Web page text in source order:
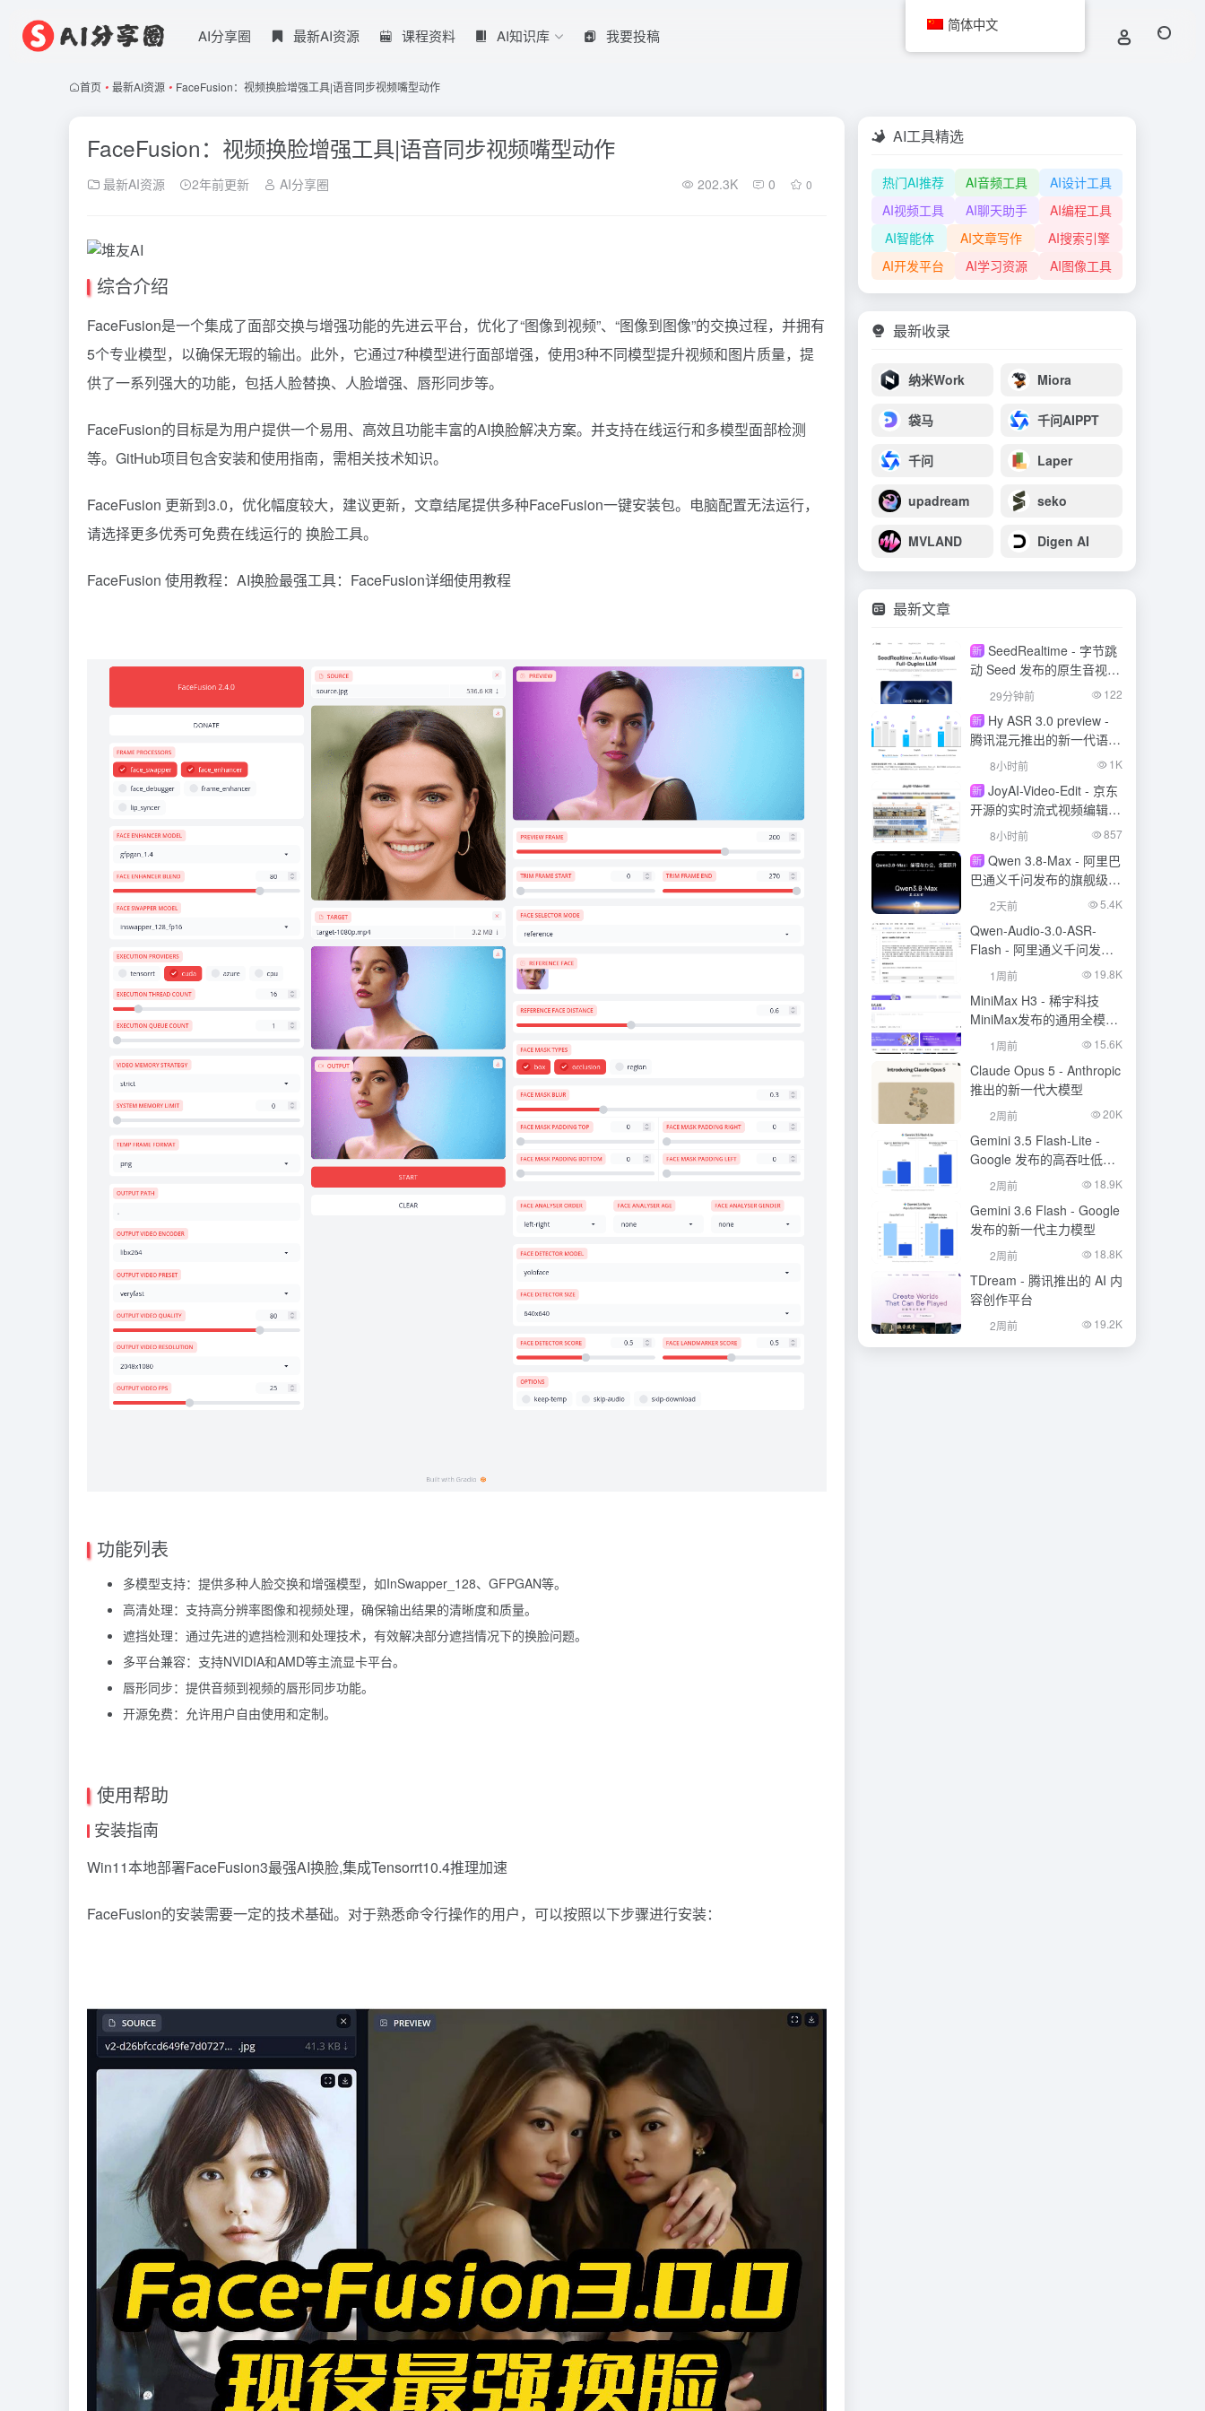
AI分享圈 最新AI资源 课程资料 AI知识库 我要投稿
首页 • 最新AI资源 • FaceFusion：视频换脸增强工具|语音同步视频嘴型动作
FaceFusion：视频换脸增强工具|语音同步视频嘴型动作
最新AI资源 2年前更新 AI分享圈 202.3K 0 0
综合介绍
FaceFusion是一个集成了面部交换与增强功能的先进云平台，优化了“图像到视频”、“图像到图像”的交换过程，并拥有
5个专业模型，以确保无瑕的输出。此外，它通过7种模型进行面部增强，使用3种不同模型提升视频和图片质量，提
供了一系列强大的功能，包括人脸替换、人脸增强、唇形同步等。
FaceFusion的目标是为用户提供一个易用、高效且功能丰富的AI换脸解决方案。并支持在线运行和多模型面部检测
等。GitHub项目包含安装和使用指南，需相关技术知识。
FaceFusion 更新到3.0，优化幅度较大，建议更新，文章结尾提供多种FaceFusion一键安装包。电脑配置无法运行，
请选择更多优秀可免费在线运行的 换脸工具。
FaceFusion 使用教程： AI换脸最强工具：FaceFusion详细使用教程
功能列表
多模型支持：提供多种人脸交换和增强模型，如InSwapper_128、GFPGAN等。
高清处理：支持高分辨率图像和视频处理，确保输出结果的清晰度和质量。
遮挡处理：通过先进的遮挡检测和处理技术，有效解决部分遮挡情况下的换脸问题。
多平台兼容：支持NVIDIA和AMD等主流显卡平台。
唇形同步：提供音频到视频的唇形同步功能。
开源免费：允许用户自由使用和定制。
使用帮助
安装指南
Win11本地部署FaceFusion3最强AI换脸,集成Tensorrt10.4推理加速
FaceFusion的安装需要一定的技术基础。对于熟悉命令行操作的用户，可以按照以下步骤进行安装：
AI工具精选
热门AI推荐 AI音频工具
AI设计工具
AI视频工具
AI聊天助手
AI编程工具
AI智能体
AI文章写作
AI搜索引擎
AI开发平台
AI学习资源 AI图像工具
最新收录
纳米Work Miora
袋马 千问AIPPT
千问 Laper
upadream seko
MVLAND Digen AI
最新文章
新 SeedRealtime - 字节跳
动 Seed 发布的原生音视频
全双工大模型
29分钟前 122
新 Hy ASR 3.0 preview -
腾讯混元推出的新一代语音
识别模型
8小时前 1K
新 JoyAI-Video-Edit - 京东
开源的实时流式视频编辑模
8小时前 857
新 Qwen 3.8-Max - 阿里巴
巴通义千问发布的旗舰级大
模型2天前 5.4K
Qwen-Audio-3.0-ASR-
Flash - 阿里通义千问发布
的语音识别大模型
1周前 19.8K
MiniMax H3 - 稀宇科技
MiniMax发布的通用全模态
生成模型
1周前 15.6K
Claude Opus 5 - Anthropic
推出的新一代大模型
2周前 20K
Gemini 3.5 Flash-Lite -
Google 发布的高吞吐低成
本模型
2周前 18.9K
Gemini 3.6 Flash - Google
发布的新一代主力模型
2周前 18.8K
TDream - 腾讯推出的 AI 内
容创作平台
2周前 19.2K
简体中文